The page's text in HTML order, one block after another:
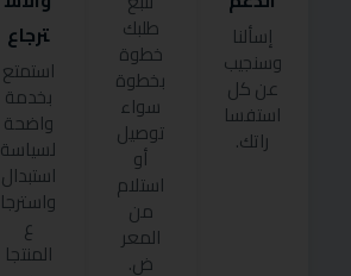
إسألنا
وسنجيب
عن كل
استفسا
راتك.
طلبك
خطوة
بخطوة
سواء
توصيل
أو
استلام
من
المعر
ض.
ترجاع
استمتع
بخدمة
واضحة
لسياسة
استبدال
واسترجا
ع
المنتجا